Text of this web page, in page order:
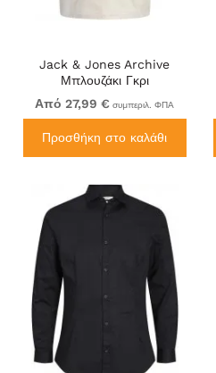
Jack & Jones Archive
Μπλουζάκι Γκρι
Από 27,99 € συμπεριλ. ΦΠΑ
Προσθήκη στο καλάθι